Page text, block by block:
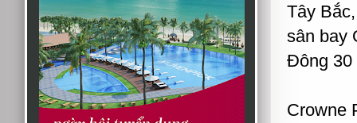
Tây
sân bay
Đông 30
Crowne